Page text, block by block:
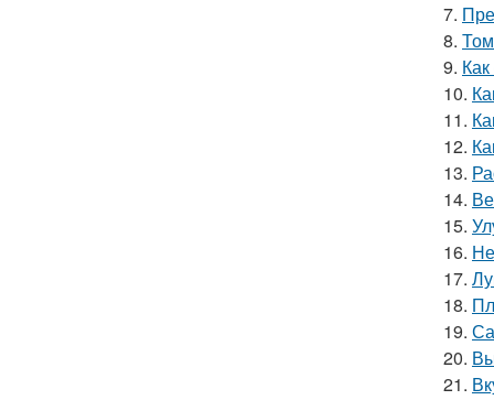
7.
8.
9.
10.
11.
12.
13.
14.
15.
16.
17.
18.
19.
20.
21.